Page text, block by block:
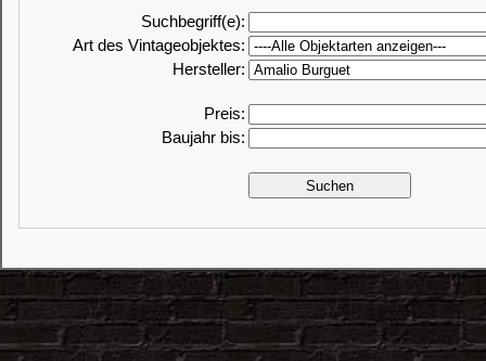
Suchbegriff(e):
Art des Vintageobjektes:
Hersteller:
Preis:
Baujahr bis: